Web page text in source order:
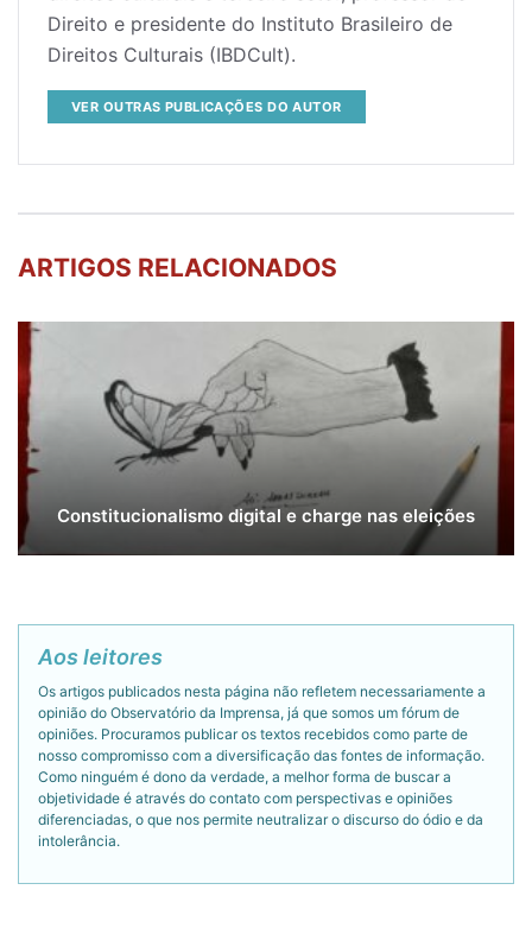
Direito e presidente do Instituto Brasileiro de
Direitos Culturais (IBDCult).
VER OUTRAS PUBLICAÇÕES DO AUTOR
ARTIGOS RELACIONADOS
Constitucionalismo digital e charge nas eleições
Aos leitores
Os artigos publicados nesta página não refletem necessariamente a
opinião do Observatório da Imprensa, já que somos um fórum de
opiniões. Procuramos publicar os textos recebidos como parte de
nosso compromisso com a diversificação das fontes de informação.
Como ninguém é dono da verdade, a melhor forma de buscar a
objetividade é através do contato com perspectivas e opiniões
diferenciadas, o que nos permite neutralizar o discurso do ódio e da
intolerância.